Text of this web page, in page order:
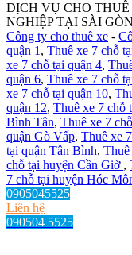
DỊCH VỤ CHO
NGHIỆP TẠI SÀI GÒN
Công ty cho thuê xe -
quận 1 , Thuê xe 7 chỗ
xe 7 chỗ tại quận 4,
quận 6, Thuê xe 7 chỗ
xe 7 chỗ tại quận 10,
quận 12, Thuê xe 7 chỗ
Bình Tân, Thuê xe 7
quận Gò Vấp, Thuê xe
tại quận Tân Bình,
chỗ tại huyện Cần Giờ ,
7 chỗ tại huyện Hóc
0905045525
Liên hệ
090504 5525